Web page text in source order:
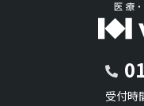
受付